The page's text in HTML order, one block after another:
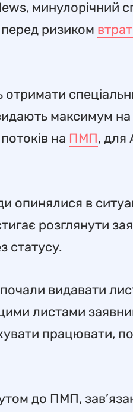
минулорічний
перед ризиком
максимум на
на ПМП, для
опинялися в
розглянути
статусу.
видавати
листами
працювати,
до ПМП,